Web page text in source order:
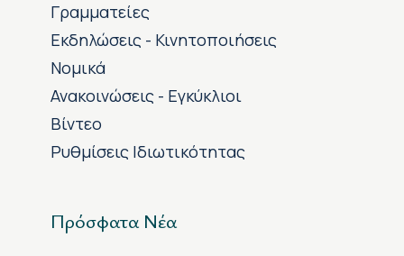
Γραμματείες
Εκδηλώσεις - Κινητοποιήσεις
Νομικά
Ανακοινώσεις - Εγκύκλιοι
Βίντεο
Ρυθμίσεις Ιδιωτικότητας
Πρόσφατα Νέα